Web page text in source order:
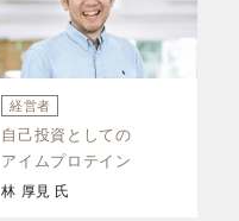
経営者
自己投資としての
アイムプロテイン
林 厚見 氏